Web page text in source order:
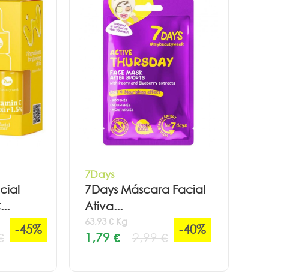
-45%
7Days
7Days Máscara Facial
Ativa...
63,93 € Kg
1,79 € 2,99 €
-40%